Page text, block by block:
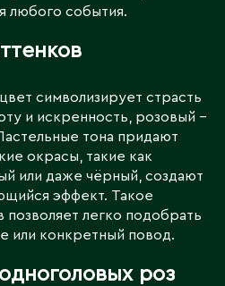
любого события.
символизирует страсть
и искренность, розовый –
тона придают
окрасы, такие как
или даже чёрный, создают
эффект. Такое
позволяет легко подобрать
или конкретный повод.
роз